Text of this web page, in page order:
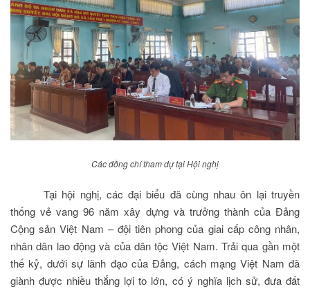
Các đồng chí tham dự tại Hội nghị
Tại hội nghị, các đại biểu đã cùng nhau ôn lại truyền
thống vẻ vang 96 năm xây dựng và trưởng thành của Đảng
Cộng sản Việt Nam – đội tiên phong của giai cấp công nhân,
nhân dân lao động và của dân tộc Việt Nam. Trải qua gần một
thế kỷ, dưới sự lãnh đạo của Đảng, cách mạng Việt Nam đã
giành được nhiều thắng lợi to lớn, có ý nghĩa lịch sử, đưa đất